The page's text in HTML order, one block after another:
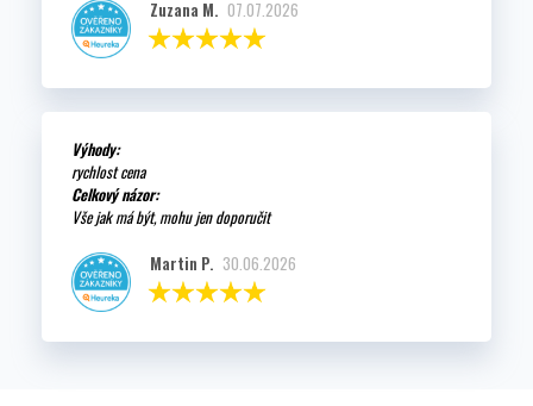
Zuzana M. 07.07.2026
Výhody:
rychlost cena
Celkový názor:
Vše jak má být, mohu jen doporučit
Martin P. 30.06.2026